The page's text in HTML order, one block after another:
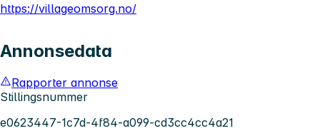
https://villageomsorg.no/
Annonsedata
Rapporter annonse
Stillingsnummer
e0623447-1c7d-4f84-a099-cd3cc4cc4a21